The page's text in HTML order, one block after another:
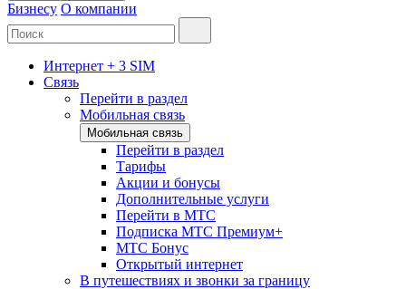
Бизнесу О компании
Интернет + 3 SIM
Связь
Перейти в раздел
Мобильная связь
Мобильная связь
Перейти в раздел
Тарифы
Акции и бонусы
Дополнительные услуги
Перейти в МТС
Подписка МТС Премиум+
МТС Бонус
Открытый интернет
В путешествиях и звонки за границу